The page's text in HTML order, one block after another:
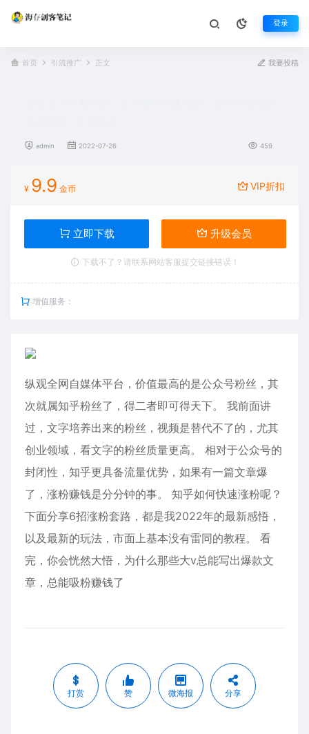
登录
首页 引流推广 正文 我要投稿
admin 2022-07-26 459
¥ 9.9 金币 VIP折扣
立即下载 升级会员
下载不了？请联系网站客服提交链接错误！
增值服务：
纵观全网自媒体平台，价值最高的是公众号粉丝，其
次就属知乎粉丝了，得二者即可得天下。 我前面讲
过，文字培养出来的粉丝，视频是替代不了的，尤其
创业领域，看文字的粉丝质量更高。 相对于公众号的
封闭性，知乎更具备流量优势，如果有一篇文章爆
了，涨粉赚钱是分分钟的事。 知乎如何快速涨粉呢？
下面分享6招涨粉套路，都是我2022年的最新感悟，
以及最新的玩法，市面上基本没有雷同的教程。 看
完，你会恍然大悟，为什么那些大v总能写出爆款文
章，总能吸粉赚钱了
打赏 赞 微海报 分享